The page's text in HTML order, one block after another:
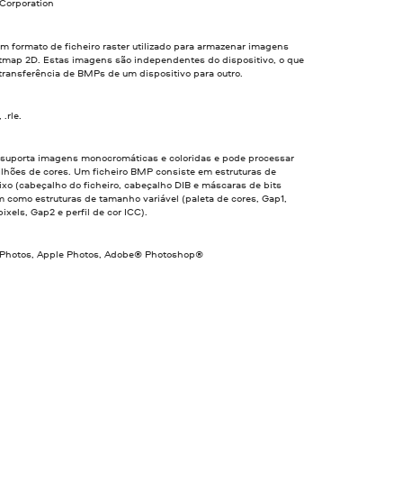
formato de ficheiro raster utilizado para armazenar imagens
2D. Estas imagens são independentes do dispositivo, o que
de BMPs de um dispositivo para outro.
.rle.
imagens monocromáticas e coloridas e pode processar
de cores. Um ficheiro BMP consiste em estruturas de
(cabeçalho do ficheiro, cabeçalho DIB e máscaras de bits
como estruturas de tamanho variável (paleta de cores, Gap1,
Gap2 e perfil de cor ICC).
Apple Photos, Adobe® Photoshop®